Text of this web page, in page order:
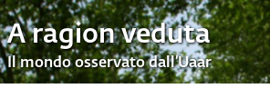
A ragion veduta
Il mondo osservato dall’Uaar